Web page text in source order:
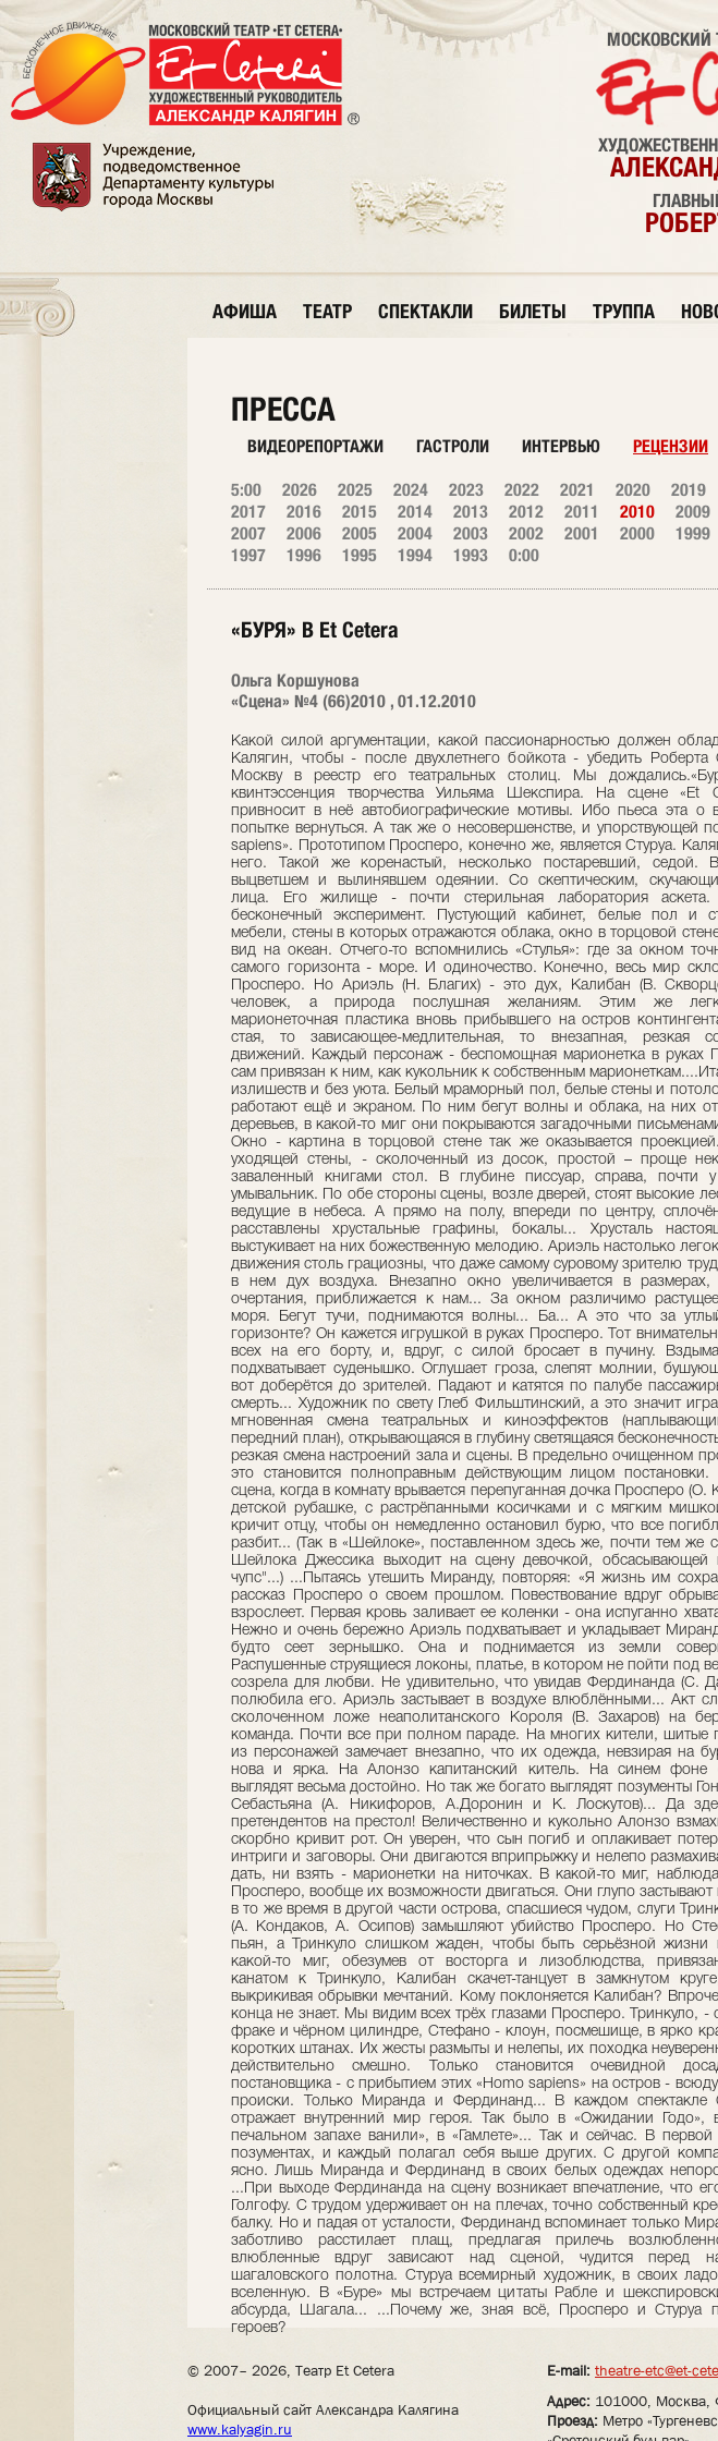
МОСКОВСКИЙ
АФИША ТЕАТР СПЕКТАКЛИ БИЛЕТЫ ТРУППА
ПРЕССА
ВИДЕОРЕПОРТАЖИ ГАСТРОЛИ ИНТЕРВЬЮ РЕЦЕНЗИИ
5:00 2026 2025 2024 2023 2022 2021 2020 2019
2017
2016 2015 2014 2013 2012 2011 2010 2009
2007
2006 2005 2004 2003 2002 2001 2000 1999
1997
1996 1995 1994 1993 0:00
«БУРЯ» В Еt Cetera
Ольга Коршунова
«Сцена» №4 (66)2010 , 01.12.2010
Какой силой аргументации, какой пассионарностью должен
Калягин, чтобы - после двухлетнего бойкота - убедить Роберта
Москву в реестр его театральных столиц. Мы
квинтэссенция творчества Уильяма Шекспира. На сцене «Et
привносит в неё автобиографические мотивы. Ибо пьеса эта о
попытке вернуться. А так же о несовершенстве, и упорствующей
sapiens». Прототипом Просперо, конечно же, является Стуруа.
него. Такой же коренастый, несколько постаревший, седой.
выцветшем и выли­нявшем одеянии. Со скептическим,
лица. Его жилище - почти стерильная лаборатория
бесконечный эксперимент. Пустующий каби­нет, белые пол и
мебели, стены в которых отражаются облака, окно в торцовой
вид на океан. Отчего-то вспомнились «Стулья»: где за окном
самого горизонта - море. И одиночество. Ко­нечно, весь мир
Просперо. Но Ариэль (Н. Благих) - это дух, Калибан (В.
человек, а природа послушная желаниям. Этим же
марионеточная пластика вновь прибывшего на остров
стая, то зависающее-медлительная, то внезапная, резкая
движений. Каждый персонаж - беспо­мощная марионетка в руках
сам привязан к ним, как кукольник к собственным
излишеств и без уюта. Белый мраморный пол, белые стены и
работают ещё и экраном. По ним бегут волны и облака, на них
деревьев, в какой-то миг они покры­ваются загадочными
Окно - картина в торцовой стене так же оказывается
уходящей стены, - сколоченный из досок, простой – проще
заваленный книгами стол. В глубине писсуар, справа, почти
умывальник. По обе стороны сцены, возле дверей, стоят высокие
ведущие в небеса. А прямо на полу, впереди по центру,
расставле­ны хрустальные графины, бокалы... Хрусталь
выстукивает на них божественную мелодию. Ариэль настолько
движения столь грациозны, что даже самому суровому зрителю
в нем дух воздуха. Внезапно окно увеличива­ется в размерах,
очертания, приближается к нам... За окном различимо
моря. Бегут тучи, поднимаются волны... Ба... А это что за
горизонте? Он кажется игрушкой в руках Просперо. Тот
всех на его борту, и, вдруг, с силой бросает в пучину.
подхватывает суденышко. Оглушает гроза, слепят молнии,
вот доберётся до зрителей. Падают и катятся по палубе
смерть... Художник по свету Глеб Фильштинский, а это значит
мгновенная смена театральных и киноэффектов
передний план), открывающаяся в глубину светящаяся
резкая смена настроений зала и сцены. В предельно очищенном
это становится полноправным действующим лицом постановки.
сцена, когда в комнату врывается перепуганная дочка Просперо (О.
детской рубашке, с растрёпанными косичками и с мягким
кричит отцу, чтобы он немедленно остановил бурю, что все
разбит... (Так в «Шейлоке», поставленном здесь же, почти тем же
Шейлока Джессика выходит на сцену девочкой, обсасывающей
чупс"...) ...Пыта­ясь утешить Миранду, повторяя: «Я жизнь им
рассказ Просперо о своем прошлом. Повествование вдруг
взрослеет. Первая кровь заливает ее коленки - она испуганно
Нежно и очень бережно Ариэль подхватывает и укладывает
будто сеет зернышко. Она и поднимается из земли
Распушенные струящиеся локоны, платье, в котором не пойти под
созрела для любви. Не удивительно, что увидав Фердинанда (С.
полюбила его. Ариэль застывает в воздухе влюблёнными... Акт
сколоченном ложе неаполитанского Короля (В. Захаров) на
команда. Почти все при полном параде. На многих кители, шитые
из персонажей замечает внезапно, что их одежда, невзирая на
нова и ярка. На Алонзо капитанский китель. На синем фоне
выглядят весьма достойно. Но так же богато выглядят позументы
Себастьяна (А. Никифоров, А.Доронин и К. Лоскутов)... Да
претендентов на престол! Величественно и кукольно Алонзо
скорбно кривит рот. Он уверен, что сын погиб и оплакивает
интриги и заговоры. Они двигаются вприпрыжку и нелепо
дать, ни взять - марионетки на ниточках. В какой-то миг,
Просперо, вообще их возможности двигаться. Они глупо застывают
в то же время в другой части острова, спасшиеся чудом, слуги
(А. Кондаков, А. Осипов) замышляют убийство Просперо. Но
пьян, а Тринкуло слишком жаден, чтобы быть серьёзной жизни
какой-то миг, обезумев от восторга и лизоблюдства,
канатом к Тринкуло, Калибан скачет-танцует в замкнутом
выкрикивая обрывки мечтаний. Кому по­клоняется Калибан?
конца не знает. Мы видим всех трёх глазами Просперо. Тринкуло, -
фраке и чёрном цилиндре, Стефано - клоун, посмешище, в ярко
коротких штанах. Их жесты размыты и нелепы, их походка
действительно смешно. Только становится очевидной
постановщика - с прибытием этих «Homo sapiens» на остров -
происки. Только Миранда и Фердинанд... В каждом спектакле
отражает вну­тренний мир героя. Так было в «Ожидании Годо»,
печальном запахе ванили», в «Гамлете»... Так и сейчас. В
позументах, и каж­дый полагал себя выше других. С другой
ясно. Лишь Миранда и Фердинанд в своих белых одеждах
...При выходе Фердинанда на сцену возникает впечат­ление, что
Голгофу. С трудом удержива­ет он на плечах, точно собственный
балку. Но и падая от усталости, Фердинанд вспоминает только
заботливо расстилает плащ, предлагая прилечь
влюбленные вдруг зависают над сценой, чудится перед
шагаловского полотна. Стуруа всемирный художник, в своих
вселенную. В «Буре» мы встречаем цитаты Рабле и
абсурда, Шагала... ...Почему же, зная всё, Просперо и Стуруа
героев?
© 2007– 2026, Театр Et Cetera
Официальный сайт Александра Калягина
www.kalyagin.ru
E-mail: theatre-etc@et-
Адрес: 101000, Москва,
Проезд: Метро